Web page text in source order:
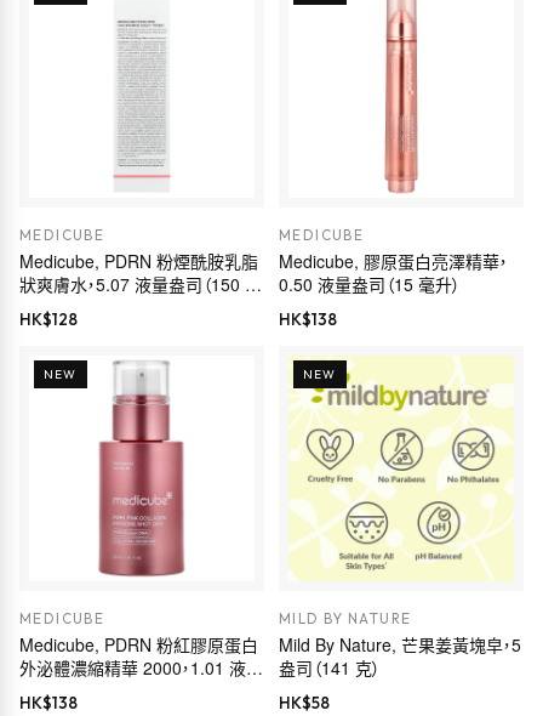
MEDICUBE
Medicube, PDRN 粉煙酰胺乳脂
狀爽膚水，5.07 液量盎司（150 毫
HK$128
MEDICUBE
Medicube, 膠原蛋白亮澤精華，
0.50 液量盎司（15 毫升）
HK$138
NEW
MEDICUBE
Medicube, PDRN 粉紅膠原蛋白
外泌體濃縮精華 2000，1.01 液量
盎司（30 毫升）
HK$138
NEW
MILD BY NATURE
Mild By Nature, 芒果姜黃塊皁，5
盎司（141 克）
HK$58